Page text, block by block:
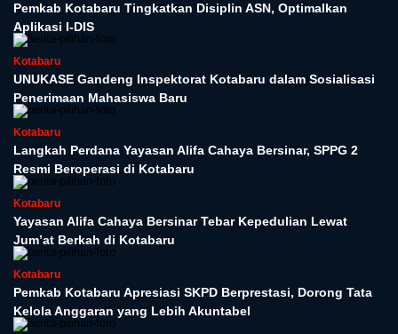
Pemkab Kotabaru Tingkatkan Disiplin ASN, Optimalkan
Aplikasi I-DIS
Kotabaru
UNUKASE Gandeng Inspektorat Kotabaru dalam Sosialisasi
Penerimaan Mahasiswa Baru
Kotabaru
Langkah Perdana Yayasan Alifa Cahaya Bersinar, SPPG 2
Resmi Beroperasi di Kotabaru
Kotabaru
Yayasan Alifa Cahaya Bersinar Tebar Kepedulian Lewat
Jum’at Berkah di Kotabaru
Kotabaru
Pemkab Kotabaru Apresiasi SKPD Berprestasi, Dorong Tata
Kelola Anggaran yang Lebih Akuntabel